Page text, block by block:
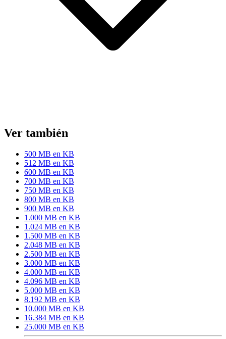
Ver también
500 MB en KB
512 MB en KB
600 MB en KB
700 MB en KB
750 MB en KB
800 MB en KB
900 MB en KB
1.000 MB en KB
1.024 MB en KB
1.500 MB en KB
2.048 MB en KB
2.500 MB en KB
3.000 MB en KB
4.000 MB en KB
4.096 MB en KB
5.000 MB en KB
8.192 MB en KB
10.000 MB en KB
16.384 MB en KB
25.000 MB en KB